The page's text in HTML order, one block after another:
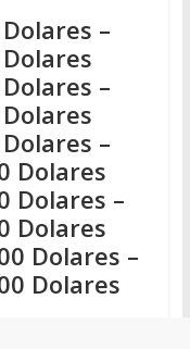
–
–
–
Dolares
Dolares –
Dolares
Dolares –
Dolares